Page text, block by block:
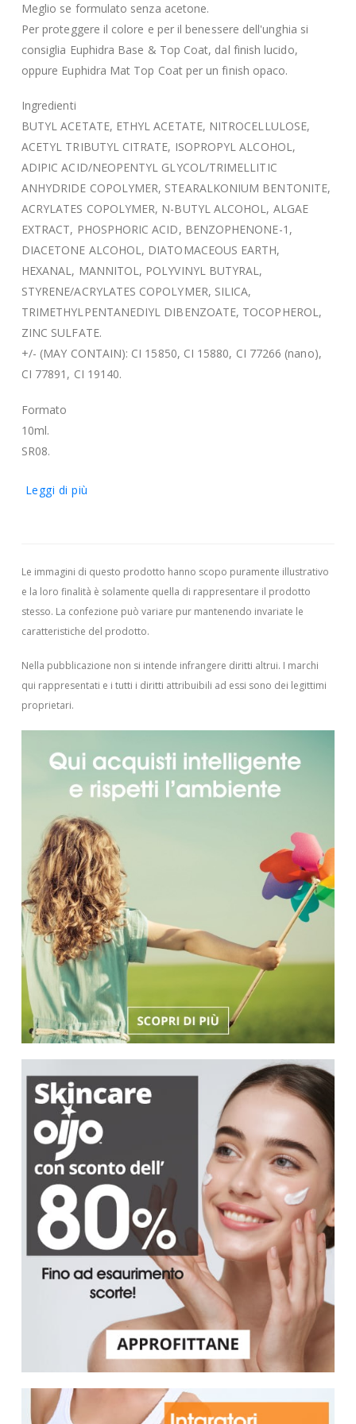
Meglio se formulato senza acetone.
Per proteggere il colore e per il benessere dell'unghia si
consiglia Euphidra Base & Top Coat, dal finish lucido,
oppure Euphidra Mat Top Coat per un finish opaco.
Ingredienti
BUTYL ACETATE, ETHYL ACETATE, NITROCELLULOSE,
ACETYL TRIBUTYL CITRATE, ISOPROPYL ALCOHOL,
ADIPIC ACID/NEOPENTYL GLYCOL/TRIMELLITIC
ANHYDRIDE COPOLYMER, STEARALKONIUM BENTONITE,
ACRYLATES COPOLYMER, N-BUTYL ALCOHOL, ALGAE
EXTRACT, PHOSPHORIC ACID, BENZOPHENONE-1,
DIACETONE ALCOHOL, DIATOMACEOUS EARTH,
HEXANAL, MANNITOL, POLYVINYL BUTYRAL,
STYRENE/ACRYLATES COPOLYMER, SILICA,
TRIMETHYLPENTANEDIYL DIBENZOATE, TOCOPHEROL,
ZINC SULFATE.
+/- (MAY CONTAIN): CI 15850, CI 15880, CI 77266 (nano),
CI 77891, CI 19140.
Formato
10ml.
SR08.
Leggi di più
Le immagini di questo prodotto hanno scopo puramente illustrativo
e la loro finalità è solamente quella di rappresentare il prodotto
stesso. La confezione può variare pur mantenendo invariate le
caratteristiche del prodotto.
Nella pubblicazione non si intende infrangere diritti altrui. I marchi
qui rappresentati e i tutti i diritti attribuibili ad essi sono dei legittimi
proprietari.